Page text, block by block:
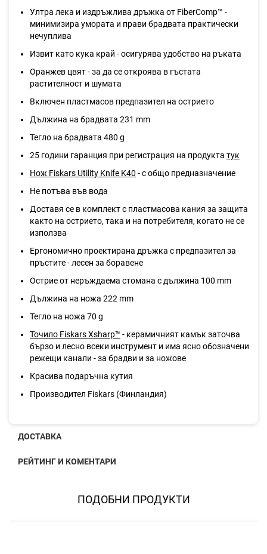
Ултра лека и издръжлива дръжка от FiberComp™ -
минимизира умората и прави брадвата практически
нечуплива
Извит като кука край - осигурява удобство на ръката
Оранжев цвят - за да се откроява в гъстата
растителност и шумата
Включен пластмасов предпазител на острието
Дължина на брадвата 231 mm
Тегло на брадвата 480 g
25 години гаранция при регистрация на продукта тук
Нож Fiskars Utility Knife K40 - с общо предназначение
Не потъва във вода
Доставя се в комплект с пластмасова кания за защита
както на острието, така и на потребителя, когато не се
използва
Ергономично проектирана дръжка с предпазител за
пръстите - лесен за боравене
Острие от неръждаема стомана с дължина 100 mm
Дължина на ножа 222 mm
Тегло на ножа 70 g
Точило Fiskars Xsharp™ - керамичният камък заточва
бързо и лесно всеки инструмент и има ясно обозначени
режещи канали - за брадви и за ножове
Красива подаръчна кутия
Производител Fiskars (Финландия)
ДОСТАВКА
РЕЙТИНГ И КОМЕНТАРИ
ПОДОБНИ ПРОДУКТИ